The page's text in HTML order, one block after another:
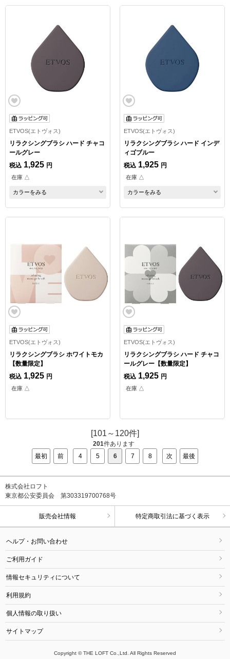
ETVOS(エトヴォス)
リラクシングブラシ ハード チャコ
ールグレー
税込 1,925 円
在庫 △
カラーをみる
ETVOS(エトヴォス)
リラクシングブラシ ハード インデ
ィゴブルー
税込 1,925 円
在庫 △
カラーをみる
ETVOS(エトヴォス)
リラクシングブラシ ホワイトモカ
【数量限定】
税込 1,925 円
在庫 △
ETVOS(エトヴォス)
リラクシングブラシ ハード チャコ
ールグレー【数量限定】
税込 1,925 円
在庫 △
[101～120件]
201件あります
最初
前 4 5 6 7 8 次 最後
株式会社ロフト
東京都公安委員会 第303319700768号
販売会社情報 特定商取引法に基づく表示
ヘルプ・お問い合わせ
ご利用ガイド
情報セキュリティについて
利用規約
個人情報の取り扱い
サイトマップ
Copyright © THE LOFT Co.,Ltd. All Rights Reserved